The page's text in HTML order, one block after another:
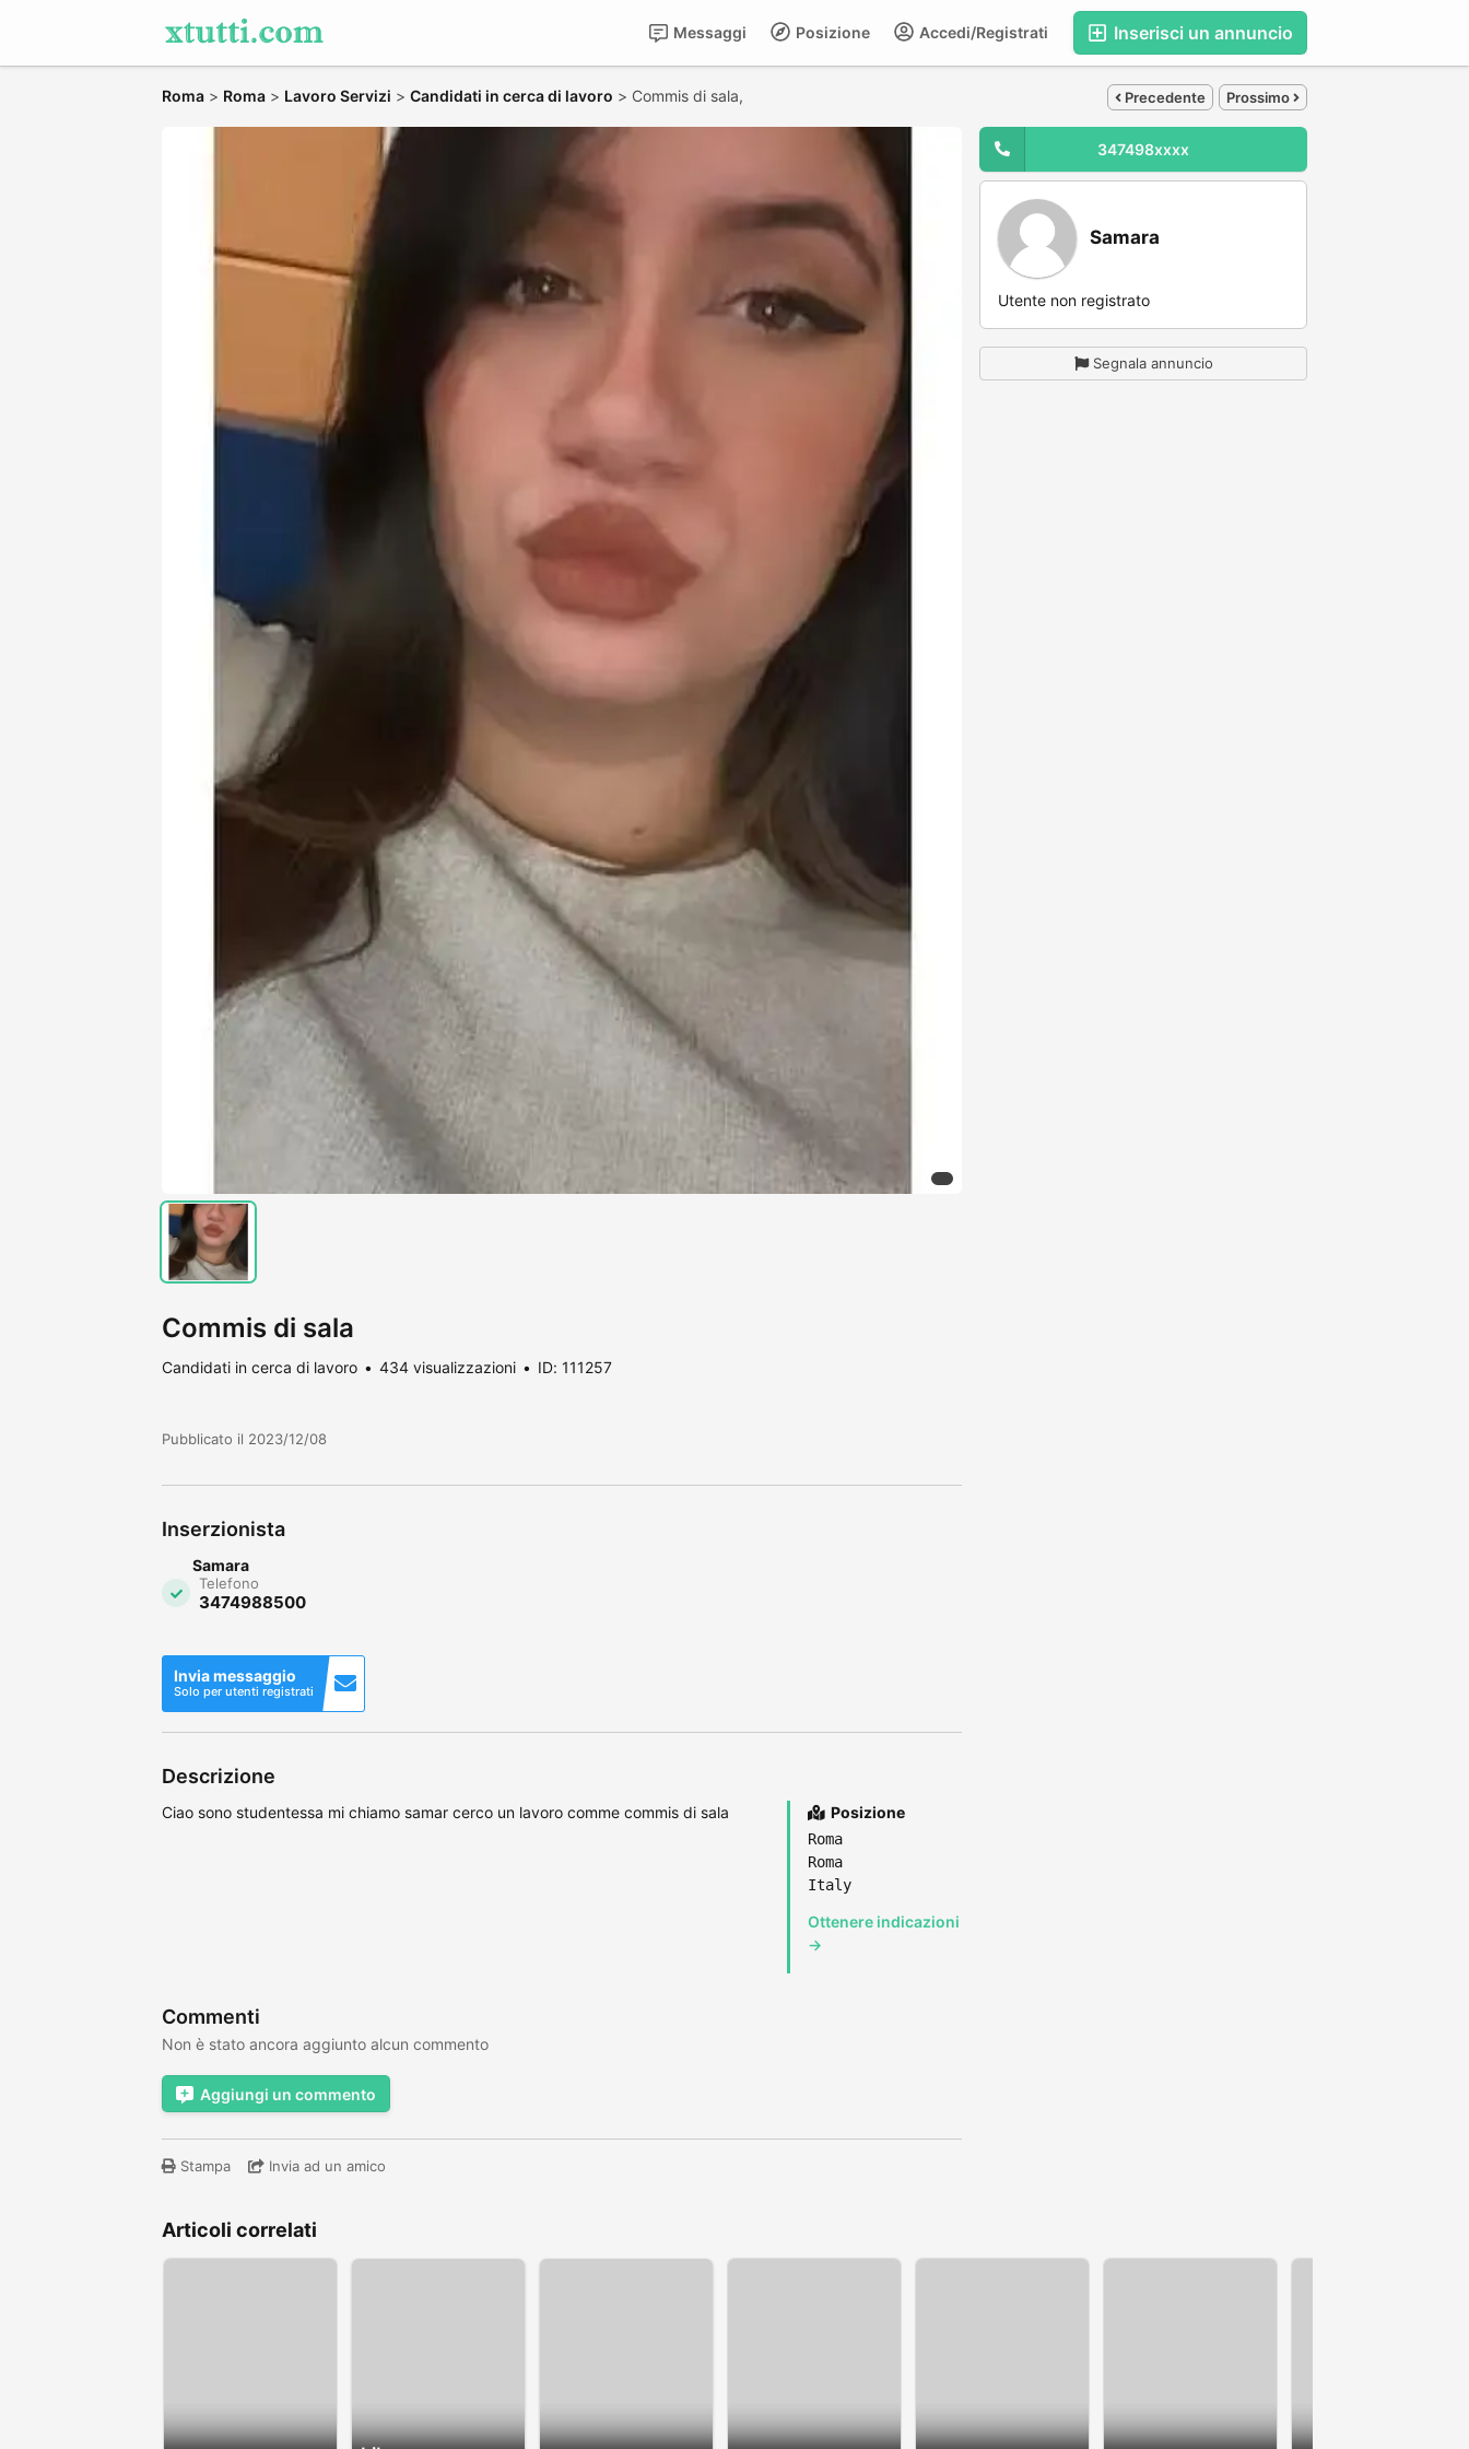
Inserisci un annuncio
Accedi/Registrati
Posizione
Messaggi
Roma > Roma > Lavoro Servizi > Candidati in cerca di lavoro > Commis di sala, Precedente Prossimo
Commis di sala
Candidati in cerca di lavoro 434 visualizzazioni ID: 111257
Pubblicato il 2023/12/08
Inserzionista
Samara
Telefono
3474988500
Invia messaggio
Solo per utenti registrati
Descrizione
Ciao sono studentessa mi chiamo samar cerco un lavoro comme commis di sala Posizione
Roma
Roma
Italy
Ottenere indicazioni
→
Commenti
Non è stato ancora aggiunto alcun commento
Aggiungi un commento
Stampa Invia ad un amico
347498xxxx
Samara
Utente non registrato
Segnala annuncio
Articoli correlati